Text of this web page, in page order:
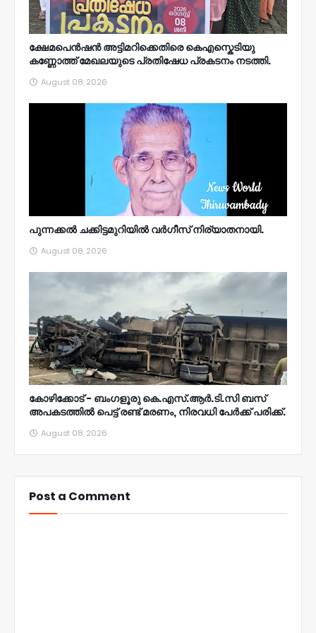
ക്ഷേമപെൻഷൻ അട്ടിമറിക്കെതിരെ കെഎസ്കെടിയു
കണ്ണോത്ത് മേഖലയുടെ പ്രതിഷേധ പ്രകടനം നടത്തി.
August 08, 2026
പുന്നക്കൽ ചക്കിട്ടമുറിയിൽ വർഗീസ് നിര്യാതനായി.
August 08, 2026
കോഴിക്കോട് - ബംഗളൂരു കെ.എസ്.ആർ.ടി.സി ബസ്
അപകടത്തിൽ പെട്ട് രണ്ട് മരണം, നിരവധി പേർക്ക് പരിക്ക്.
August 08, 2026
Post a Comment